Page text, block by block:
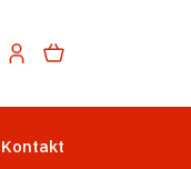
Kontakt